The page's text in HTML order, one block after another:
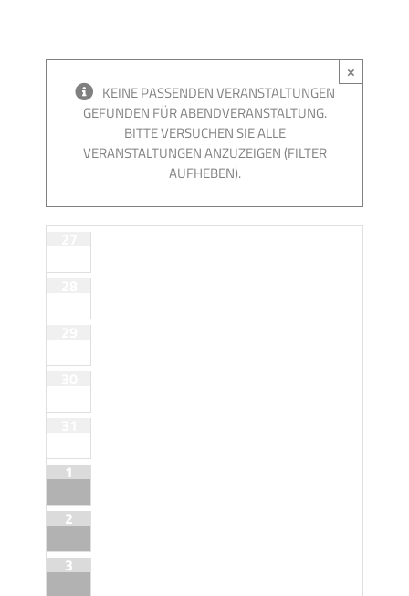
×
KEINE PASSENDEN VERANSTALTUNGEN
GEFUNDEN FÜR ABENDVERANSTALTUNG.
BITTE VERSUCHEN SIE ALLE
VERANSTALTUNGEN ANZUZEIGEN (FILTER
AUFHEBEN).
Kalender
Veranstaltungen
Kalender
Veranstaltungen
1
2
3